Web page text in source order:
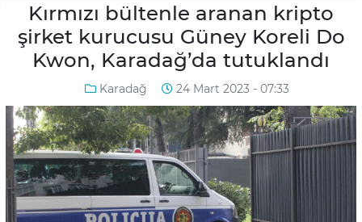
Kırmızı bültenle aranan kripto
şirket kurucusu Güney Koreli Do
Kwon, Karadağ’da tutuklandı
Karadağ 24 Mart 2023 - 07:33